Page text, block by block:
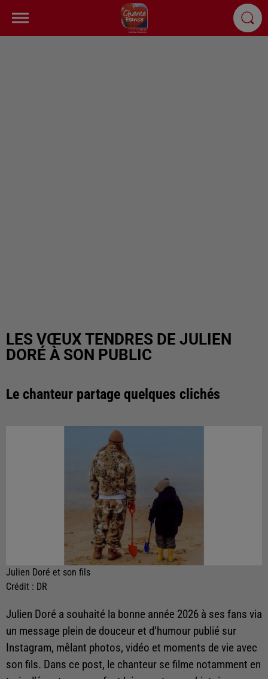
LES VŒUX TENDRES DE JULIEN
DORÉ À SON PUBLIC
Le chanteur partage quelques clichés
Julien Doré et son fils
Crédit : DR
Julien Doré a souhaité la bonne année 2026 à ses fans via
un message plein de douceur et d’humour publié sur
Instagram, mêlant photos, vidéo et moments de vie avec
son fils. Dans ce post, le chanteur se filme notamment en